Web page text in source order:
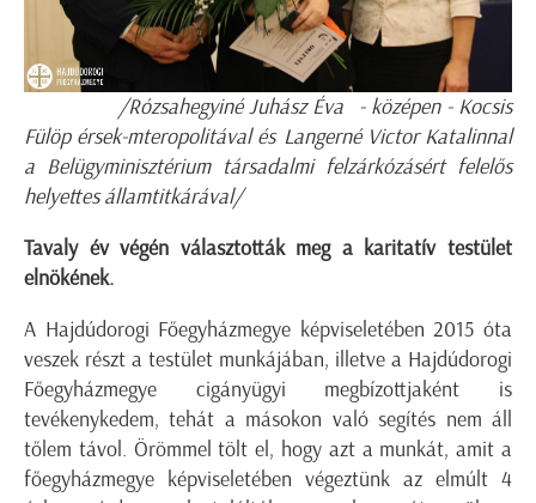
/Rózsahegyiné Juhász Éva
- középen - Kocsis
Fülöp érsek-mteropolitával és Langerné Victor Katalinnal
a Belügyminisztérium társadalmi felzárkózásért felelős
helyettes államtitkárával/
Tavaly év végén választották meg a karitatív testület
elnökének.
A Hajdúdorogi Főegyházmegye képviseletében 2015 óta
veszek részt a testület munkájában, illetve a Hajdúdorogi
Főegyházmegye cigányügyi megbízottjaként is
tevékenykedem, tehát a másokon való segítés nem áll
tőlem távol. Örömmel tölt el, hogy azt a munkát, amit a
főegyházmegye képviseletében végeztünk az elmúlt 4